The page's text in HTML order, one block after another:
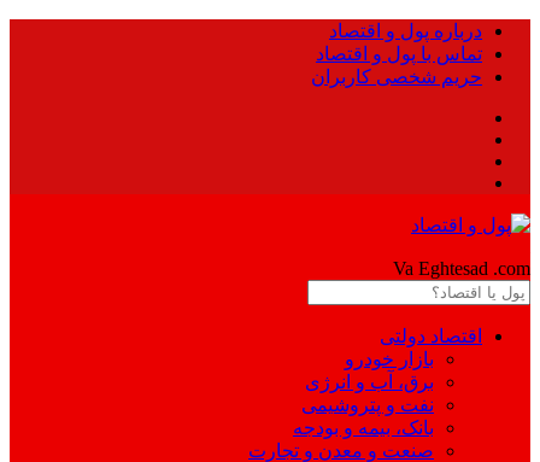
درباره پول و اقتصاد
تماس با پول و اقتصاد
حریم شخصی کاربران
Va Eghtesad .com
اقتصاد دولتی
بازار خودرو
برق، آب و انرژی
نفت و پتروشیمی
بانک، بیمه و بودجه
صنعت و معدن و تجارت